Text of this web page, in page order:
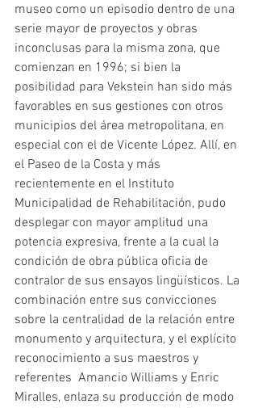
museo como un episodio dentro de una
serie mayor de proyectos y obras
inconclusas para la misma zona, que
comienzan en 1996; si bien la
posibilidad para Vekstein han sido más
favorables en sus gestiones con otros
municipios del área metropolitana, en
especial con el de Vicente López. Allí, en
el Paseo de la Costa y más
recientemente en el Instituto
Municipalidad de Rehabilitación, pudo
desplegar con mayor amplitud una
potencia expresiva, frente a la cual la
condición de obra pública oficia de
contralor de sus ensayos lingüísticos. La
combinación entre sus convicciones
sobre la centralidad de la relación entre
monumento y arquitectura, y el explícito
reconocimiento a sus maestros y
referentes  Amancio Williams y Enric
Miralles, enlaza su producción de modo